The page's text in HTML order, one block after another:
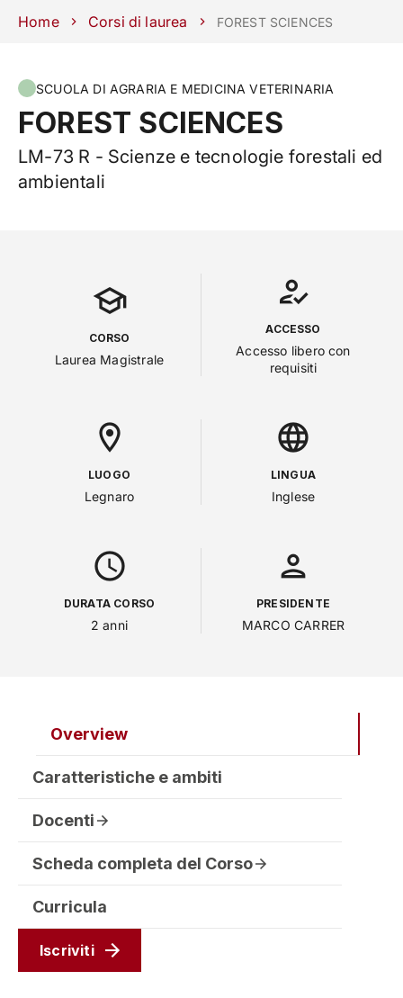
Scuole Dipartimenti CentriSostieni
Area
Lavora con
phone
CORSI
RICERCA CAMPUS
Home Corsi di laurea FOREST SCIENCES
SCUOLA DI AGRARIA E MEDICINA VETERINARIA
FOREST SCIENCES
LM-73 R - Scienze e tecnologie forestali ed
ambientali
school
CORSO
Laurea Magistrale
how_to_reg
ACCESSO
Accesso libero con
requisiti
location_on
LUOGO
Legnaro
language
LINGUA
Inglese
access_time
DURATA CORSO
2 anni
person
PRESIDENTE
MARCO CARRER
Overview
Caratteristiche e ambiti
Docenti
Scheda completa del Corso
Curricula
Iscriviti